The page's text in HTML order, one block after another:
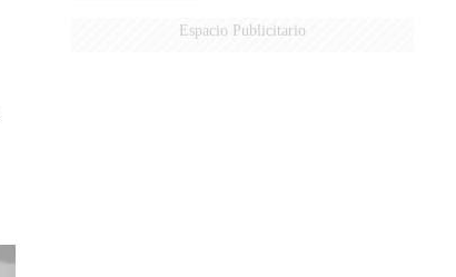
Espacio Publicitario